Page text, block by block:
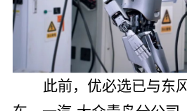
此前，优必选已与东